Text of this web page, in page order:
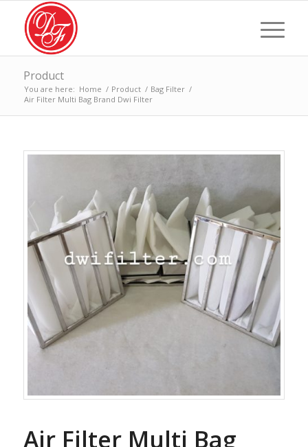
Product
You are here: Home / Product / Bag Filter /
Air Filter Multi Bag Brand Dwi Filter
Air Filter Multi Bag